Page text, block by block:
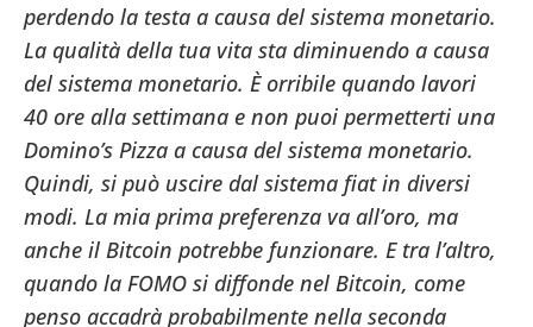
perdendo la testa a causa del sistema monetario.
La qualità della tua vita sta diminuendo a causa
del sistema monetario. È orribile quando lavori
40 ore alla settimana e non puoi permetterti una
Domino’s Pizza a causa del sistema monetario.
Quindi, si può uscire dal sistema fiat in diversi
modi. La mia prima preferenza va all’oro, ma
anche il Bitcoin potrebbe funzionare. E tra l’altro,
quando la FOMO si diffonde nel Bitcoin, come
penso accadrà probabilmente nella seconda